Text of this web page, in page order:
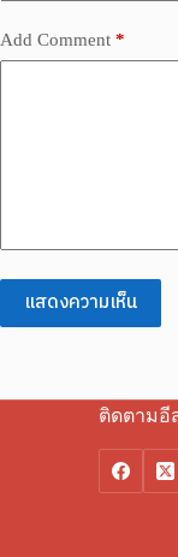
Add Comment *
แสดงความเห็น
ติดตามอี